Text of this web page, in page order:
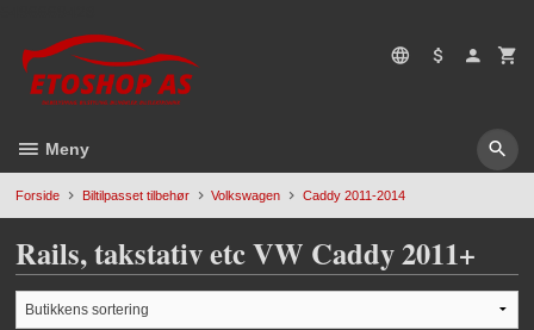
til
innholdet
Meny
Forside Biltilpasset tilbehør Volkswagen Caddy 2011-2014
Rails, takstativ etc VW Caddy 2011+